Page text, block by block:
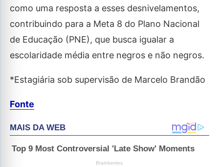
como uma resposta a esses desnivelamentos,
contribuindo para a Meta 8 do Plano Nacional
de Educação (PNE), que busca igualar a
escolaridade média entre negros e não negros.
*Estagiária sob supervisão de Marcelo Brandão
Fonte